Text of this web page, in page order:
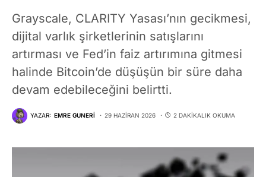
Grayscale, CLARITY Yasası’nın gecikmesi,
dijital varlık şirketlerinin satışlarını
artırması ve Fed’in faiz artırımına gitmesi
halinde Bitcoin’de düşüşün bir süre daha
devam edebileceğini belirtti.
YAZAR: EMRE GUNERI 29 HAZIRAN 2026 2 DAKIKALIK OKUMA